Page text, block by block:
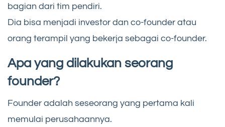
bagian dari tim pendiri.
Dia bisa menjadi investor dan co-founder atau
orang terampil yang bekerja sebagai co-founder.
Apa yang dilakukan seorang
founder?
Founder adalah seseorang yang pertama kali
memulai perusahaannya.